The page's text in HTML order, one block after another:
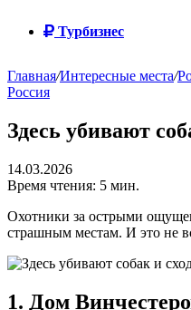
Турбизнес
Главная/Интересные места/
Россия
Здесь убивают
14.03.2026
Время чтения: 5 мин.
Охотники за острыми
страшным местам. И это не
1. Дом